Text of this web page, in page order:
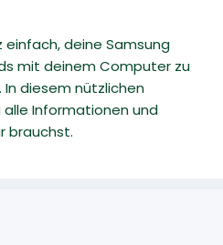
einfach, deine Samsung
mit deinem Computer zu
In diesem nützlichen
Informationen und
brauchst.